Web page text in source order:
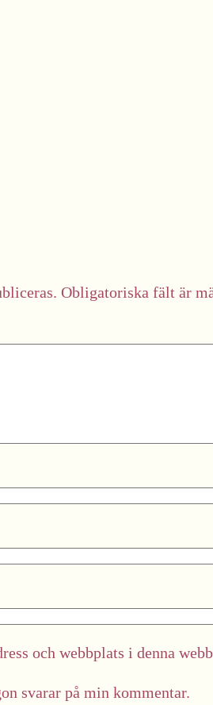
Obligatoriska fält är
och webbplats i denna
svarar på min kommentar.